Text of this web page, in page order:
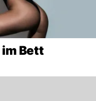
im Bett